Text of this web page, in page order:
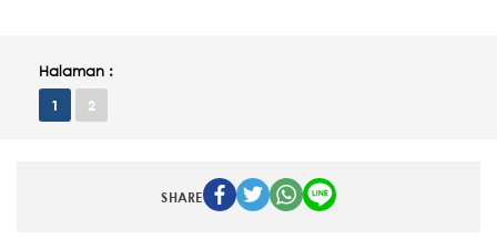
Halaman :
1 2
SHARE